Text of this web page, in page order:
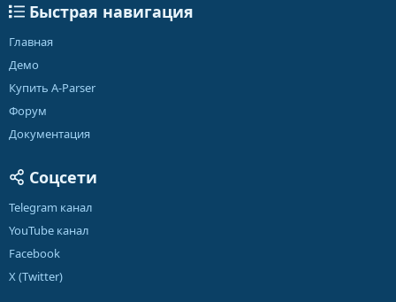
Быстрая навигация
Главная
Демо
Купить A-Parser
Форум
Документация
Соцсети
Telegram канал
YouTube канал
Facebook
X (Twitter)